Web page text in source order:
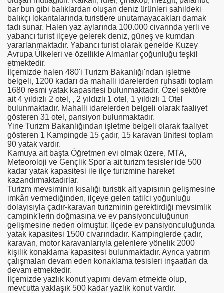
bar bun gibi balıklardan oluşan deniz ürünleri sahildeki
balıkçı lokantalarında turistlere unutamayacakları damak
tadı sunar. Halen yaz aylarında 100.000 civarında yerli ve
yabancı turist ilçeye gelerek deniz, güneş ve kumdan
yararlanmaktadır. Yabancı turist olarak genelde Kuzey
Avrupa Ülkeleri ve özellikle Almanlar çoğunluğu teşkil
etmektedir.
İlçemizde halen 480'i Turizm Bakanlığı'ndan işletme
belgeli, 1200 kadarı da mahalli idarelerden ruhsatlı toplam
1680 resmi yatak kapasitesi bulunmaktadır. Özel sektöre
ait 4 yıldızlı 2 otel, , 2 yıldızlı 1 otel, 1 yıldızlı 1 Otel
bulunmaktadır. Mahalli idarelerden belgeli olarak faaliyet
gösteren 31 otel, pansiyon bulunmaktadır.
Yine Turizm Bakanlığından işletme belgeli olarak faaliyet
gösteren 1 Kampingde 15 çadır, 15 karavan ünitesi toplam
90 yatak vardır.
Kamuya ait başta Öğretmen evi olmak üzere, MTA,
Meteoroloji ve Gençlik Spor'a ait turizm tesisler ide 500
kadar yatak kapasitesi ile ilçe turizmine hareket
kazandırmaktadırlar.
Turizm mevsiminin kısalığı turistik alt yapısının gelişmesine
imkân vermediğinden, ilçeye gelen tatilci yoğunluğu
dolayısıyla çadır-karavan turizminin gerektirdiği mevsimlik
campink'lerin doğmasına ve ev pansiyonculuğunun
gelişmesine neden olmuştur. İlçede ev pansiyonculuğunda
yatak kapasitesi 1500 civarındadır. Kampinglerde çadır,
karavan, motor karavanlarıyla gelenlere yönelik 2000
kişilik konaklama kapasitesi bulunmaktadır. Ayrıca yatırım
çalışmaları devam eden konaklama tesisleri inşaatları da
devam etmektedir.
İlçemizde yazlık konut yapımı devam etmekte olup,
mevcutta yaklaşık 500 kadar yazlık konut vardır.